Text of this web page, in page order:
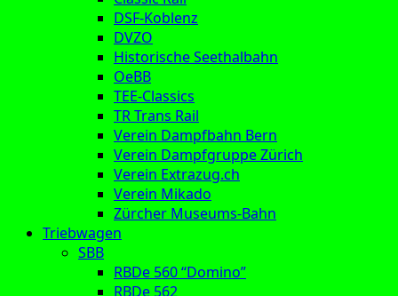
DSF-Koblenz
DVZO
Historische Seethalbahn
OeBB
TEE-Classics
TR Trans Rail
Verein Dampfbahn Bern
Verein Dampfgruppe Zürich
Verein Extrazug.ch
Verein Mikado
Zürcher Museums-Bahn
Triebwagen
SBB
RBDe 560 “Domino”
RBDe 562